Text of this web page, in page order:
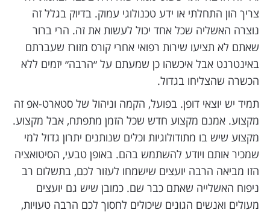
צריך הון התחלתי או ידע טכנולוגי עמוק. בדיוק בגלל זה
נוצרה האשליה שכל אחד יכול לעשות את זה. הרי ברור
שאתם לא תציעו שירות רפואי אחרי קורס מזורז שעברתם
באינטרנט אבל איכשהו כן שמעתם על ״הרבה״ יזמים ללא
הכשרה שהצליחו בגדול.
תמיד יש יוצאי דופן. בפועל, הקמה וניהול של סטארט-אפ זה
מקצוע. אמנם מקצוע חדש שכל הזמן מתפתח, אבל מקצוע.
מקצוע שיש בו מתודולוגיות וכלים שנותנים יתרון גדול למי
שמכיר אותם ויודע להשתמש בהם. באופן טבעי, הסיטואציה
הזו מביאה הרבה יועצים שישמחו לעזור לכם, בתשלום רב
ניפוח האשלייה שאתם כבר שם. כמובן שיש גם יועצים
מעולים ואנשים הגונים שיכולים לחסוך לכם הרבה טעויות,